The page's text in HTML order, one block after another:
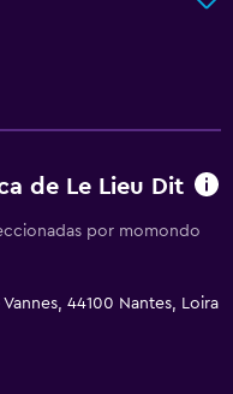
de Le Lieu Dit
por momondo
44100 Nantes, Loira